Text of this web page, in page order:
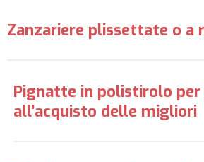
Zanzariere plissettate o a
Pignatte in polistirolo per
all’acquisto delle migliori